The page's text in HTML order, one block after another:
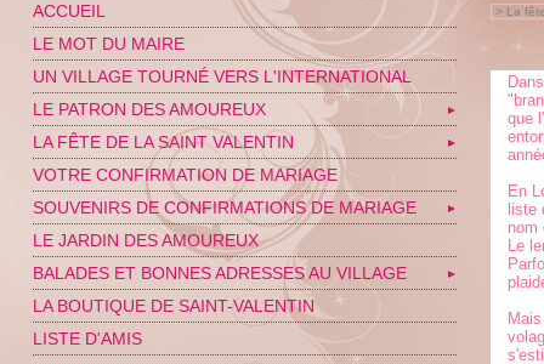
ACCUEIL
LE MOT DU MAIRE
UN VILLAGE TOURNÉ VERS L'INTERNATIONAL
LE PATRON DES AMOUREUX
▼
LA FÊTE DE LA SAINT VALENTIN ▼
VOTRE CONFIRMATION DE MARIAGE
SOUVENIRS DE CONFIRMATIONS DE MARIAGE
▼
LE JARDIN DES AMOUREUX
BALADES ET BONNES ADRESSES AU VILLAGE
▼
LA BOUTIQUE DE SAINT-VALENTIN
LISTE D'AMIS
> La
que
En
liste
nom
Le